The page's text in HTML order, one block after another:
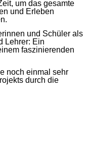
um das gesamte
und Erleben
und Schüler als
Lehrer: Ein
faszinierenden
noch einmal sehr
durch die